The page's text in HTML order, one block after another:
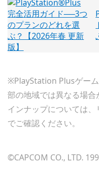
※PlayStation Plusゲー
部の地域では異なる場
インナップについては
でご確認ください。
©CAPCOM CO., LTD.